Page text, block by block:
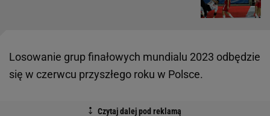
Losowanie grup finałowych mundialu 2023 odbędzie
się w czerwcu przyszłego roku w Polsce.